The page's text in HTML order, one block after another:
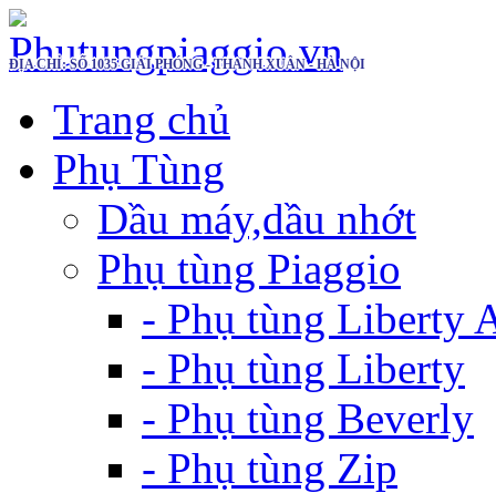
ĐỊA CHỈ: SỐ 1035 GIẢI PHÓNG - THANH XUÂN - HÀ NỘI
Trang chủ
Phụ Tùng
Dầu máy,dầu nhớt
Phụ tùng Piaggio
- Phụ tùng Liberty
- Phụ tùng Liberty
- Phụ tùng Beverly
- Phụ tùng Zip